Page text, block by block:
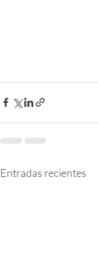
Entradas recientes